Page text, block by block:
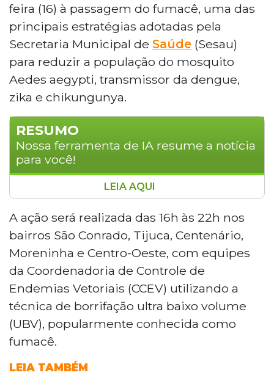
feira (16) à passagem do fumacê, uma das
principais estratégias adotadas pela
Secretaria Municipal de Saúde (Sesau)
para reduzir a população do mosquito
Aedes aegypti, transmissor da dengue,
zika e chikungunya.
RESUMO
Nossa ferramenta de IA resume a notícia
para você!
Moradores de cinco bairros de Campo Grande
devem manter portas e janelas abertas nesta
terça-feira (16), entre 16h e 22h, durante a
passagem do fumacê nos bairros São Conrado,
Tijuca, Centenário, Moreninha e Centro-Oeste.
A ação da Sesau usa borrifação UBV contra o
Aedes aegypti, transmissor de dengue, zika e
chikungunya, mas não elimina larvas ou ovos,
exigindo que moradores eliminem água
parada.
LEIA AQUI
A ação será realizada das 16h às 22h nos
bairros São Conrado, Tijuca, Centenário,
Moreninha e Centro-Oeste, com equipes
da Coordenadoria de Controle de
Endemias Vetoriais (CCEV) utilizando a
técnica de borrifação ultra baixo volume
(UBV), popularmente conhecida como
fumacê.
LEIA TAMBÉM